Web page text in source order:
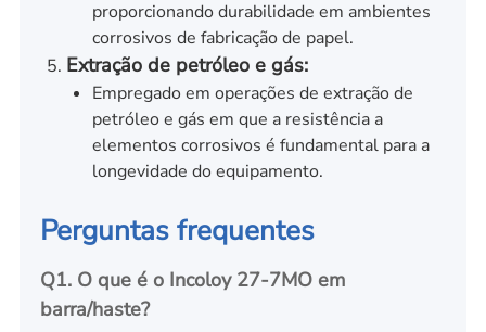
proporcionando durabilidade em ambientes
corrosivos de fabricação de papel.
Extração de petróleo e gás:
Empregado em operações de extração de
petróleo e gás em que a resistência a
elementos corrosivos é fundamental para a
longevidade do equipamento.
Perguntas frequentes
Q1. O que é o Incoloy 27-7MO em
barra/haste?